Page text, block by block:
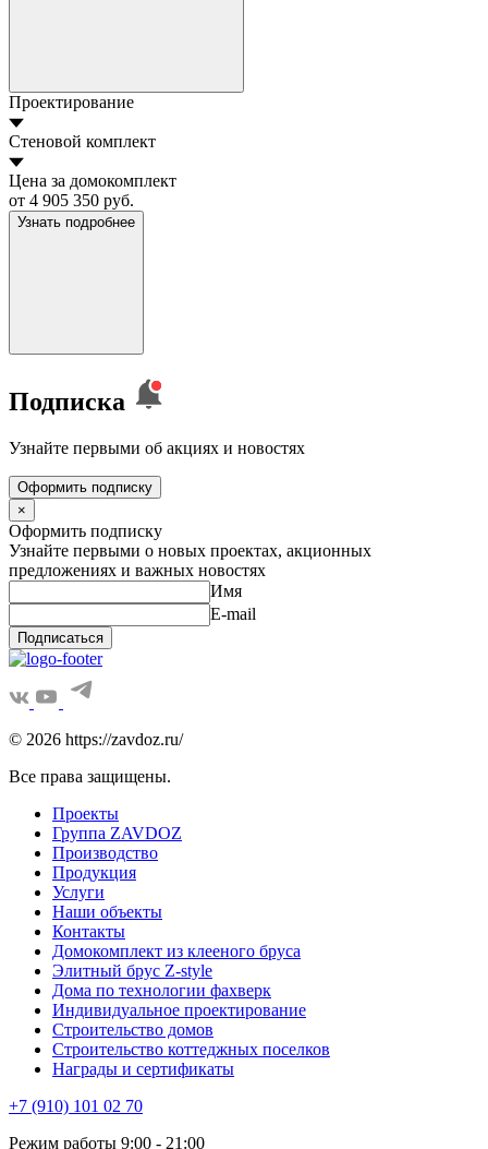
Проектирование
Стеновой комплект
Цена за домокомплект
от 4 905 350 руб.
Узнать подробнее
Подписка
Узнайте первыми об акциях и новостях
Оформить подписку
×
Оформить подписку
Узнайте первыми о новых проектах, акционных
предложениях и важных новостях
Имя
E-mail
Подписаться
© 2026 https://zavdoz.ru/
Все права защищены.
Проекты
Группа ZAVDOZ
Производство
Продукция
Услуги
Наши объекты
Контакты
Домокомплект из клееного бруса
Элитный брус Z-style
Дома по технологии фахверк
Индивидуальное проектирование
Строительство домов
Строительство коттеджных поселков
Награды и сертификаты
+7 (910) 101 02 70
Режим работы 9:00 - 21:00